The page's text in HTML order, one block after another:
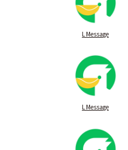
L Message
L Message